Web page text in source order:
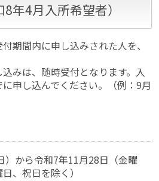
年4月入所希望者）
期間内に申し込みされた人を、
みは、随時受付となります。入
申し込んでください。（例：9月
）から令和7年11月28日（金曜
、祝日を除く）